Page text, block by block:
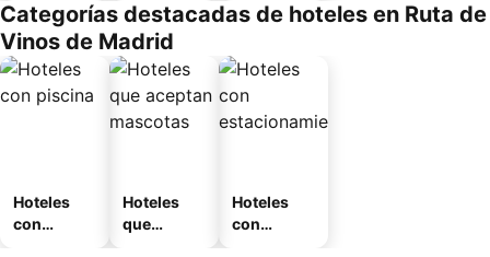
o
Categorías destacadas de hoteles en Ruta de
Vinos de Madrid
Hoteles
con
Hoteles
que
Hoteles
con